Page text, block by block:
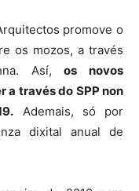
promove o
os mozos, a través
Así, os novos
a través do SPP non
Ademais, só por
dixital anual de